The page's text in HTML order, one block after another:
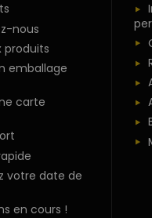
nous
produits
emballage
carte
votre date de
en cours !